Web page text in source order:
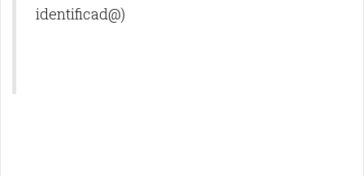
identificad@)